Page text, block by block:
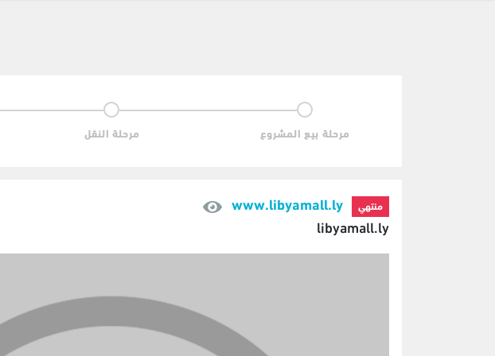
مرحلة بيع المشروع مرحلة النقل
منتهي
www.libyamall.ly
libyamall.ly